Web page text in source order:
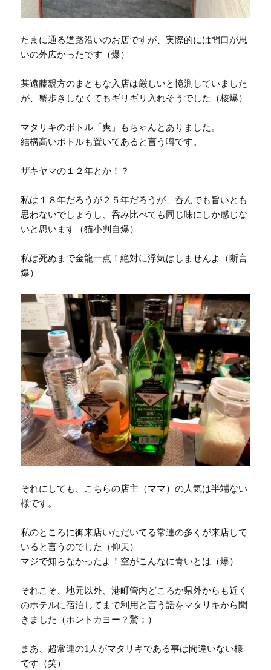
たまに通る道路沿いのお店ですが、実際的には間口が思
いの外広かったです（爆）
某遠藤親方のまともな入店は厳しいと憶測していました
が、蟹歩きしなくてもギリギリ入れそうでした（核爆）
マタリキのボトル「爽」もちゃんとありました。
結構高いボトルも置いてあると言う噂です。
ザキヤマの１２年とか！？
私は１８年だろうが２５年だろうが、呑んでも旨いとも
思わないでしょうし、呑み比べても同じ味にしか感じな
いと思います（猫小判自爆）
私は死ぬまで金龍一点！絶対に浮気はしませんよ（断言
爆）
それにしても、こちらの店主（ママ）の人気は半端ない
様です。
私のところに御来店いただいてる常連の多くが来店して
いると言うのでした（仰天）
マジで知らなかったよ！空がこんなに青いとは（爆）
それこそ、地元以外、港町管内どころか県外からも近く
のホテルに宿泊してまで利用と言う話をマタリキから聞
きました（ホントカヨー？驚；）
まあ、超常連の1人がマタリキである事は間違いない様
です（笑）